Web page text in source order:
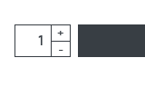
+
-